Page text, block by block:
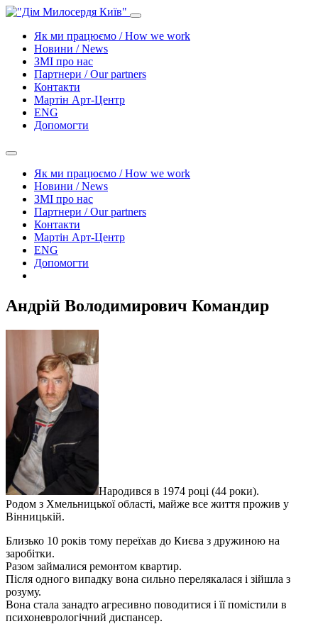
Як ми працюємо / How we work
Новини / News
ЗМІ про нас
Партнери / Our partners
Контакти
Mартін Арт-Центр
ENG
Допомогти
Як ми працюємо / How we work
Новини / News
ЗМІ про нас
Партнери / Our partners
Контакти
Mартін Арт-Центр
ENG
Допомогти
Андрій Володимирович Командир
Народився в 1974 році (44 роки).
Родом з Хмельницької області, майже все життя прожив у
Вінницькій.
Близько 10 років тому переїхав до Києва з дружиною на
заробітки.
Разом займалися ремонтом квартир.
Після одного випадку вона сильно перелякалася і зійшла з
розуму.
Вона стала занадто агресивно поводитися і її помістили в
психоневрологічний диспансер.